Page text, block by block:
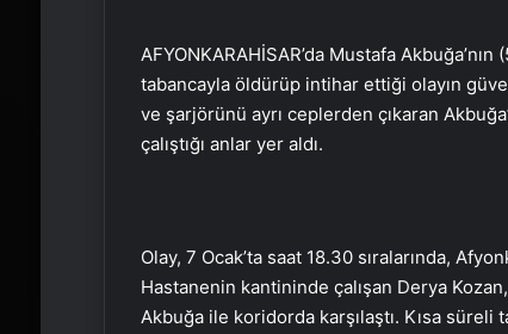
AFYONKARAHİSAR’da Mustafa
tabancayla öldürüp intihar ettiği olayın
ve şarjörünü ayrı ceplerden çıkaran
çalıştığı anlar yer aldı.
Olay, 7 Ocak’ta saat 18.30 sıralarında,
Hastanenin kantininde çalışan Derya
Akbuğa ile koridorda karşılaştı. Kısa süreli